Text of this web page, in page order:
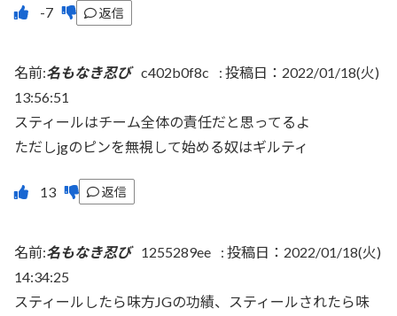
返信
名前:名もなき忍び c402b0f8c : 投稿日：2022/01/18(火)
13:56:51
スティールはチーム全体の責任だと思ってるよ
ただしjgのピンを無視して始める奴はギルティ
返信
名前:名もなき忍び 1255289ee : 投稿日：2022/01/18(火)
14:34:25
スティールしたら味方JGの功績、スティールされたら味